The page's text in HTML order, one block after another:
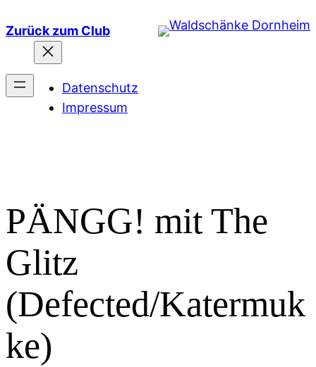
Inhalt
springen
Zurück zum Club
Datenschutz
Impressum
PÄNGG! mit The
Glitz
(Defected/Katermuk
ke)